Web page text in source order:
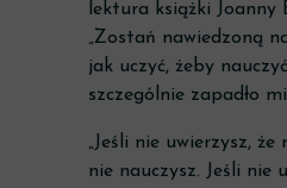
lektura książki Joanny
„Zostań nawiedzoną
jak uczyć, żeby
szczególnie zapadło
„Jeśli nie uwierzysz,
nie nauczysz. Jeśli nie